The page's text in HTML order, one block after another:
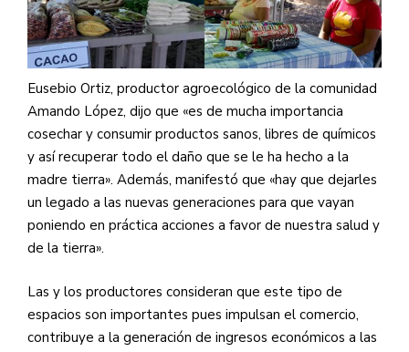
Eusebio Ortiz, productor agroecológico de la comunidad
Amando López, dijo que «es de mucha importancia
cosechar y consumir productos sanos, libres de químicos
y así recuperar todo el daño que se le ha hecho a la
madre tierra». Además, manifestó que «hay que dejarles
un legado a las nuevas generaciones para que vayan
poniendo en práctica acciones a favor de nuestra salud y
de la tierra».
Las y los productores consideran que este tipo de
espacios son importantes pues impulsan el comercio,
contribuye a la generación de ingresos económicos a las